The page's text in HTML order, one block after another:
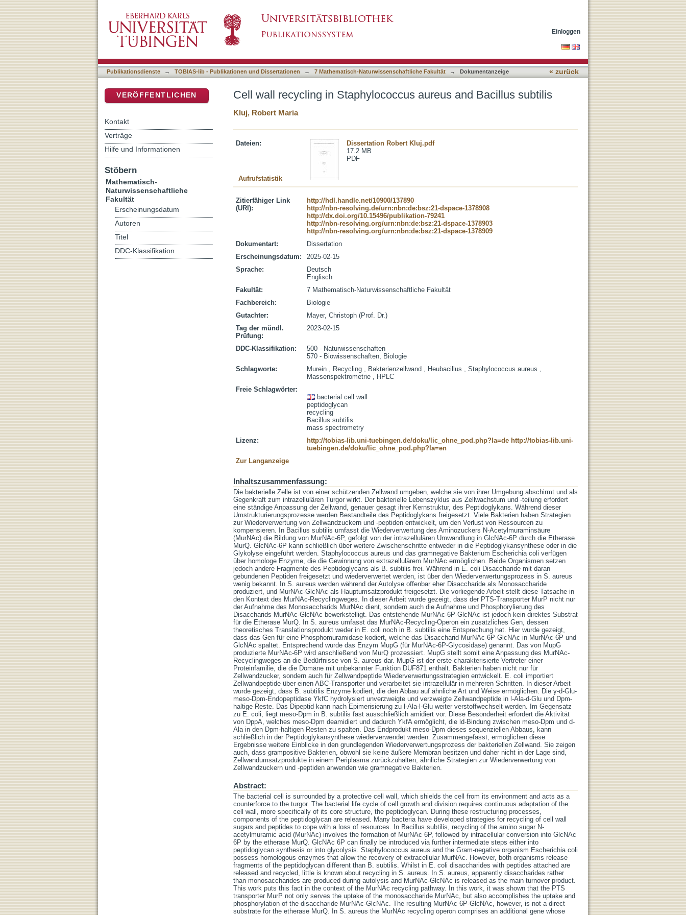
Einloggen
Publikationsdienste → TOBIAS-lib - Publikationen und Dissertationen → 7 Mathematisch-Naturwissenschaftliche Fakultät → Dokumentanzeige « zurück
Cell wall recycling in Staphylococcus aureus and Bacillus subtilis
Kluj, Robert Maria
Dateien:
Dissertation Robert Kluj.pdf
17.2 MB
PDF
Aufrufstatistik
Zitierfähiger Link
(URI):
http://hdl.handle.net/10900/137890
http://nbn-resolving.de/urn:nbn:de:bsz:21-dspace-1378908
http://dx.doi.org/10.15496/publikation-79241
http://nbn-resolving.org/urn:nbn:de:bsz:21-dspace-1378903
http://nbn-resolving.org/urn:nbn:de:bsz:21-dspace-1378909
Dokumentart:
Dissertation
Erscheinungsdatum:
2025-02-15
Sprache:
Deutsch
Englisch
Fakultät:
7 Mathematisch-Naturwissenschaftliche Fakultät
Fachbereich:
Biologie
Gutachter:
Mayer, Christoph (Prof. Dr.)
Tag der mündl.
Prüfung:
2023-02-15
DDC-Klassifikation:
500 - Naturwissenschaften
570 - Biowissenschaften, Biologie
Schlagworte:
Murein , Recycling , Bakterienzellwand , Heubacillus , Staphylococcus aureus ,
Massenspektrometrie , HPLC
Freie Schlagwörter:
bacterial cell wall
peptidoglycan
recycling
Bacillus subtilis
mass spectrometry
Lizenz:
http://tobias-lib.uni-tuebingen.de/doku/lic_ohne_pod.php?la=de http://tobias-lib.uni-
tuebingen.de/doku/lic_ohne_pod.php?la=en
Zur Langanzeige
Inhaltszusammenfassung:
Die bakterielle Zelle ist von einer schützenden Zellwand umgeben, welche sie von ihrer Umgebung abschirmt und als
Gegenkraft zum intrazellulären Turgor wirkt. Der bakterielle Lebenszyklus aus Zellwachstum und -teilung erfordert
eine ständige Anpassung der Zellwand, genauer gesagt ihrer Kernstruktur, des Peptidoglykans. Während dieser
Umstrukturierungsprozesse werden Bestandteile des Peptidoglykans freigesetzt. Viele Bakterien haben Strategien
zur Wiederverwertung von Zellwandzuckern und -peptiden entwickelt, um den Verlust von Ressourcen zu
kompensieren. In Bacillus subtilis umfasst die Wiederverwertung des Aminozuckers N-Acetylmuraminsäure
(MurNAc) die Bildung von MurNAc-6P, gefolgt von der intrazellulären Umwandlung in GlcNAc-6P durch die Etherase
MurQ. GlcNAc-6P kann schließlich über weitere Zwischenschritte entweder in die Peptidoglykansynthese oder in die
Glykolyse eingeführt werden. Staphylococcus aureus und das gramnegative Bakterium Escherichia coli verfügen
über homologe Enzyme, die die Gewinnung von extrazellulärem MurNAc ermöglichen. Beide Organismen setzen
jedoch andere Fragmente des Peptidoglycans als B. subtilis frei. Während in E. coli Disaccharide mit daran
gebundenen Peptiden freigesetzt und wiederverwertet werden, ist über den Wiederverwertungsprozess in S. aureus
wenig bekannt. In S. aureus werden während der Autolyse offenbar eher Disaccharide als Monosaccharide
produziert, und MurNAc-GlcNAc als Hauptumsatzprodukt freigesetzt. Die vorliegende Arbeit stellt diese Tatsache in
den Kontext des MurNAc-Recyclingweges. In dieser Arbeit wurde gezeigt, dass der PTS-Transporter MurP nicht nur
der Aufnahme des Monosaccharids MurNAc dient, sondern auch die Aufnahme und Phosphorylierung des
Disaccharids MurNAc-GlcNAc bewerkstelligt. Das entstehende MurNAc-6P-GlcNAc ist jedoch kein direktes Substrat
für die Etherase MurQ. In S. aureus umfasst das MurNAc-Recycling-Operon ein zusätzliches Gen, dessen
theoretisches Translationsprodukt weder in E. coli noch in B. subtilis eine Entsprechung hat. Hier wurde gezeigt,
dass das Gen für eine Phosphomuramidase kodiert, welche das Disaccharid MurNAc-6P-GlcNAc in MurNAc-6P und
GlcNAc spaltet. Entsprechend wurde das Enzym MupG (für MurNAc-6P-Glycosidase) genannt. Das von MupG
produzierte MurNAc-6P wird anschließend von MurQ prozessiert. MupG stellt somit eine Anpassung des MurNAc-
Recyclingweges an die Bedürfnisse von S. aureus dar. MupG ist der erste charakterisierte Vertreter einer
Proteinfamilie, die die Domäne mit unbekannter Funktion DUF871 enthält. Bakterien haben nicht nur für
Zellwandzucker, sondern auch für Zellwandpeptide Wiederverwertungsstrategien entwickelt. E. coli importiert
Zellwandpeptide über einen ABC-Transporter und verarbeitet sie intrazellulär in mehreren Schritten. In dieser Arbeit
wurde gezeigt, dass B. subtilis Enzyme kodiert, die den Abbau auf ähnliche Art und Weise ermöglichen. Die γ-d-Glu-
meso-Dpm-Endopeptidase YkfC hydrolysiert unverzweigte und verzweigte Zellwandpeptide in l-Ala-d-Glu und Dpm-
haltige Reste. Das Dipeptid kann nach Epimerisierung zu l-Ala-l-Glu weiter verstoffwechselt werden. Im Gegensatz
zu E. coli, liegt meso-Dpm in B. subtilis fast ausschließlich amidiert vor. Diese Besonderheit erfordert die Aktivität
von DppA, welches meso-Dpm deamidiert und dadurch YkfA ermöglicht, die ld-Bindung zwischen meso-Dpm und d-
Ala in den Dpm-haltigen Resten zu spalten. Das Endprodukt meso-Dpm dieses sequenziellen Abbaus, kann
schließlich in der Peptidoglykansynthese wiederverwendet werden. Zusammengefasst, ermöglichen diese
Ergebnisse weitere Einblicke in den grundlegenden Wiederverwertungsprozess der bakteriellen Zellwand. Sie zeigen
auch, dass grampositive Bakterien, obwohl sie keine äußere Membran besitzen und daher nicht in der Lage sind,
Zellwandumsatzprodukte in einem Periplasma zurückzuhalten, ähnliche Strategien zur Wiederverwertung von
Zellwandzuckern und -peptiden anwenden wie gramnegative Bakterien.
Abstract:
The bacterial cell is surrounded by a protective cell wall, which shields the cell from its environment and acts as a
counterforce to the turgor. The bacterial life cycle of cell growth and division requires continuous adaptation of the
cell wall, more specifically of its core structure, the peptidoglycan. During these restructuring processes,
components of the peptidoglycan are released. Many bacteria have developed strategies for recycling of cell wall
sugars and peptides to cope with a loss of resources. In Bacillus subtilis, recycling of the amino sugar N-
acetylmuramic acid (MurNAc) involves the formation of MurNAc 6P, followed by intracellular conversion into GlcNAc
6P by the etherase MurQ. GlcNAc 6P can finally be introduced via further intermediate steps either into
peptidoglycan synthesis or into glycolysis. Staphylococcus aureus and the Gram-negative organism Escherichia coli
possess homologous enzymes that allow the recovery of extracellular MurNAc. However, both organisms release
fragments of the peptidoglycan different than B. subtilis. Whilst in E. coli disaccharides with peptides attached are
released and recycled, little is known about recycling in S. aureus. In S. aureus, apparently disaccharides rather
than monosaccharides are produced during autolysis and MurNAc-GlcNAc is released as the main turnover product.
This work puts this fact in the context of the MurNAc recycling pathway. In this work, it was shown that the PTS
transporter MurP not only serves the uptake of the monosaccharide MurNAc, but also accomplishes the uptake and
phosphorylation of the disaccharide MurNAc-GlcNAc. The resulting MurNAc 6P-GlcNAc, however, is not a direct
substrate for the etherase MurQ. In S. aureus the MurNAc recycling operon comprises an additional gene whose
VERÖFFENTLICHEN
Kontakt
Verträge
Hilfe und Informationen
Stöbern
Mathematisch-
Naturwissenschaftliche
Fakultät
Erscheinungsdatum
Autoren
Titel
DDC-Klassifikation